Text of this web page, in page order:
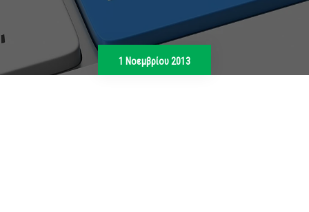
1 Νοεμβρίου 2013